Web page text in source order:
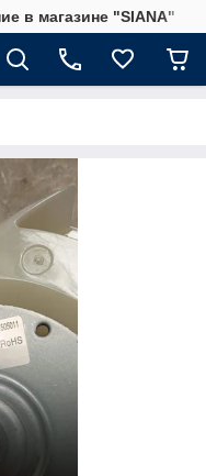
в магазине "SIANA"